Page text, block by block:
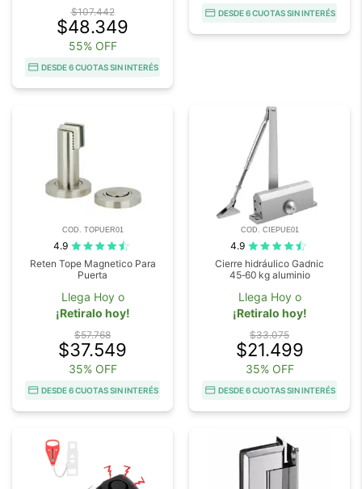
$107.442
$48.349
55% OFF
DESDE 6 CUOTAS SIN INTERÉS
DESDE 6 CUOTAS SIN INTERÉS
COD. TOPUER01
4.9
Reten Tope Magnetico Para
Puerta
Llega Hoy o
¡Retiralo hoy!
$57.768
$37.549
35% OFF
DESDE 6 CUOTAS SIN INTERÉS
COD. CIEPUE01
4.9
Cierre hidráulico Gadnic
45‑60 kg aluminio
Llega Hoy o
¡Retiralo hoy!
$33.075
$21.499
35% OFF
DESDE 6 CUOTAS SIN INTERÉS